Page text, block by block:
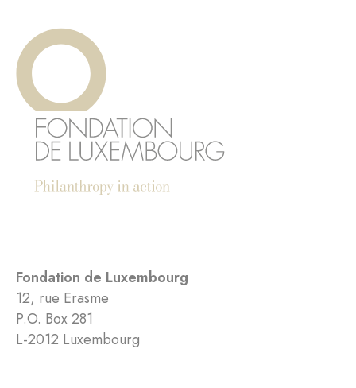
Fondation de Luxembourg
12, rue Erasme
P.O. Box 281
L-2012 Luxembourg